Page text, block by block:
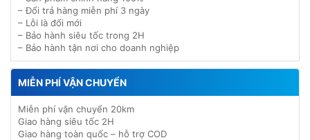
– Đổi trả hàng miễn phí 3 ngày
– Lỗi là đổi mới
– Bảo hành siêu tốc trong 2H
– Bảo hành tận nơi cho doanh nghiệp
MIỄN PHÍ VẬN CHUYỂN
Miễn phí vận chuyển 20km
Giao hàng siêu tốc 2H
Giao hàng toàn quốc – hỗ trợ COD